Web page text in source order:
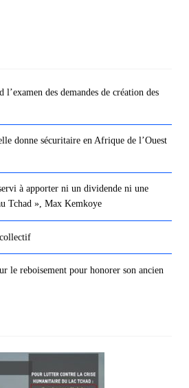
l’examen des demandes de création des
donne sécuritaire en Afrique de l’Ouest
à apporter ni un dividende ni une
Tchad », Max Kemkoye
le reboisement pour honorer son ancien